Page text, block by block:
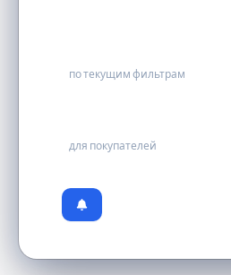
по текущим фильтрам
для покупателей